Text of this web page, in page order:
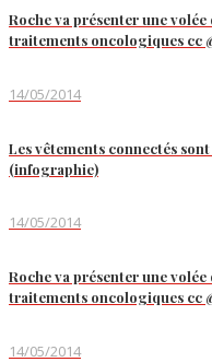
Roche va présenter une volée
traitements oncologiques cc
14/05/2014
Les vêtements connectés
(infographie)
14/05/2014
Roche va présenter une volée
traitements oncologiques cc
14/05/2014